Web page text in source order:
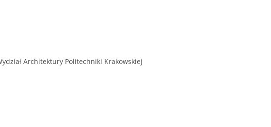
Architektury Politechniki Krakowskiej